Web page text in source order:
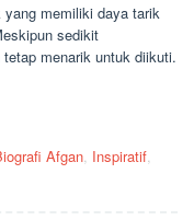
memiliki daya tarik
sedikit
menarik untuk diikuti.
Afgan, Inspiratif,